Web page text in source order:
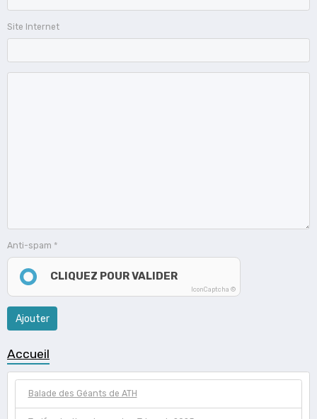
Site Internet
Anti-spam
CLIQUEZ POUR VALIDER
IconCaptcha ©
Ajouter
Accueil
Balade des Géants de ATH